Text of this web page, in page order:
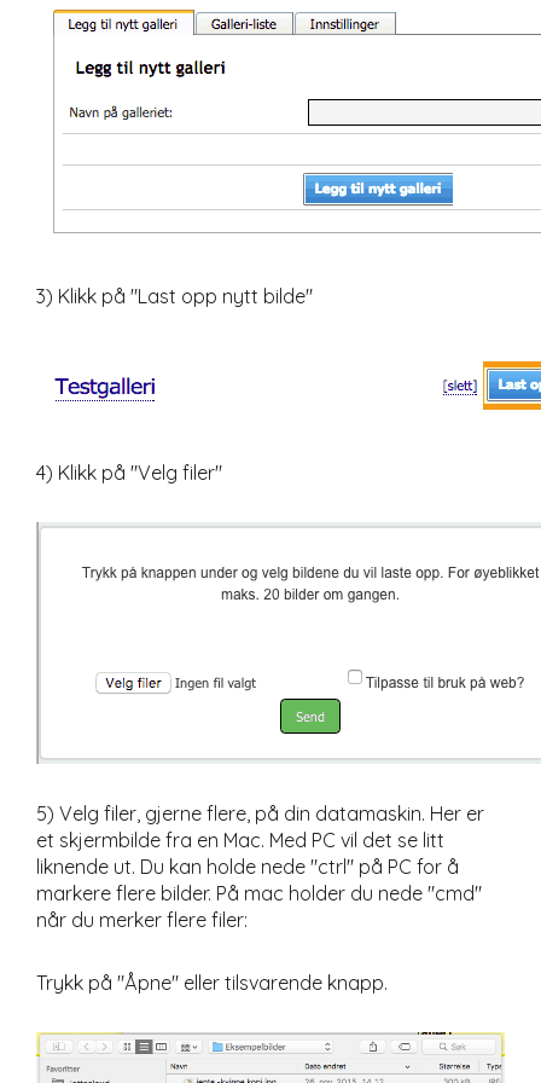
3) Klikk på "Last opp nytt bilde"
4) Klikk på "Velg filer"
5) Velg filer, gjerne flere, på din datamaskin. Her er
et skjermbilde fra en Mac. Med PC vil det se litt
liknende ut. Du kan holde nede "ctrl" på PC for å
markere flere bilder. På mac holder du nede "cmd"
når du merker flere filer:
Trykk på "Åpne" eller tilsvarende knapp.